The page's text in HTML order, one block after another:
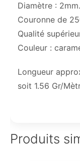
Diamètre : 2mm.
Couronne de
Qualité
Couleur :
Longueur
soit 1.56 Gr/
Produits